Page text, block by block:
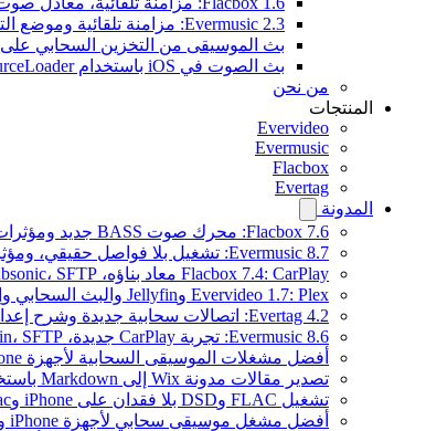
Evermusic 2.3: مزامنة تلقائية وموضع التشغيل والعلامات
بث الموسيقى من التخزين السحابي على iPhone مع Evermusic
بث الصوت في iOS باستخدام AVAssetResourceLoader
من نحن
المنتجات
Evervideo
Evermusic
Flacbox
Evertag
المدونة
Flacbox 7.6: محرك صوت BASS جديد ومؤثرات ومعالج DSP ومصوّر موسيقي حي
Evermusic 8.7: تشغيل بلا فواصل حقيقي، ومؤثرات صوتية، وتسوية مستوى الصوت، ومكافئ صوتي مُعاد تصميمه
Flacbox 7.4: CarPlay معاد بناؤه، Plex، Jellyfin، Subsonic، SFTP لصوت Hi-Res
Evervideo 1.7: Plex وJellyfin والبث السحابي وإيماءات التشغيل
Evertag 4.2: اتصالات سحابية جديدة وشرح إعدادات محرر العلامات
Evermusic 8.6: تجربة CarPlay جديدة، Plex، Jellyfin، SFTP، وودجت كلمات الأغاني
أفضل مشغلات الموسيقى السحابية لأجهزة iPhone في 2026
تصدير مقالات مدونة Wix إلى Markdown باستخدام OpenAI
تشغيل FLAC وDSD بلا فقدان على iPhone وMac مع Flacbox
أفضل مشغل موسيقى سحابي لأجهزة iPhone وiPad